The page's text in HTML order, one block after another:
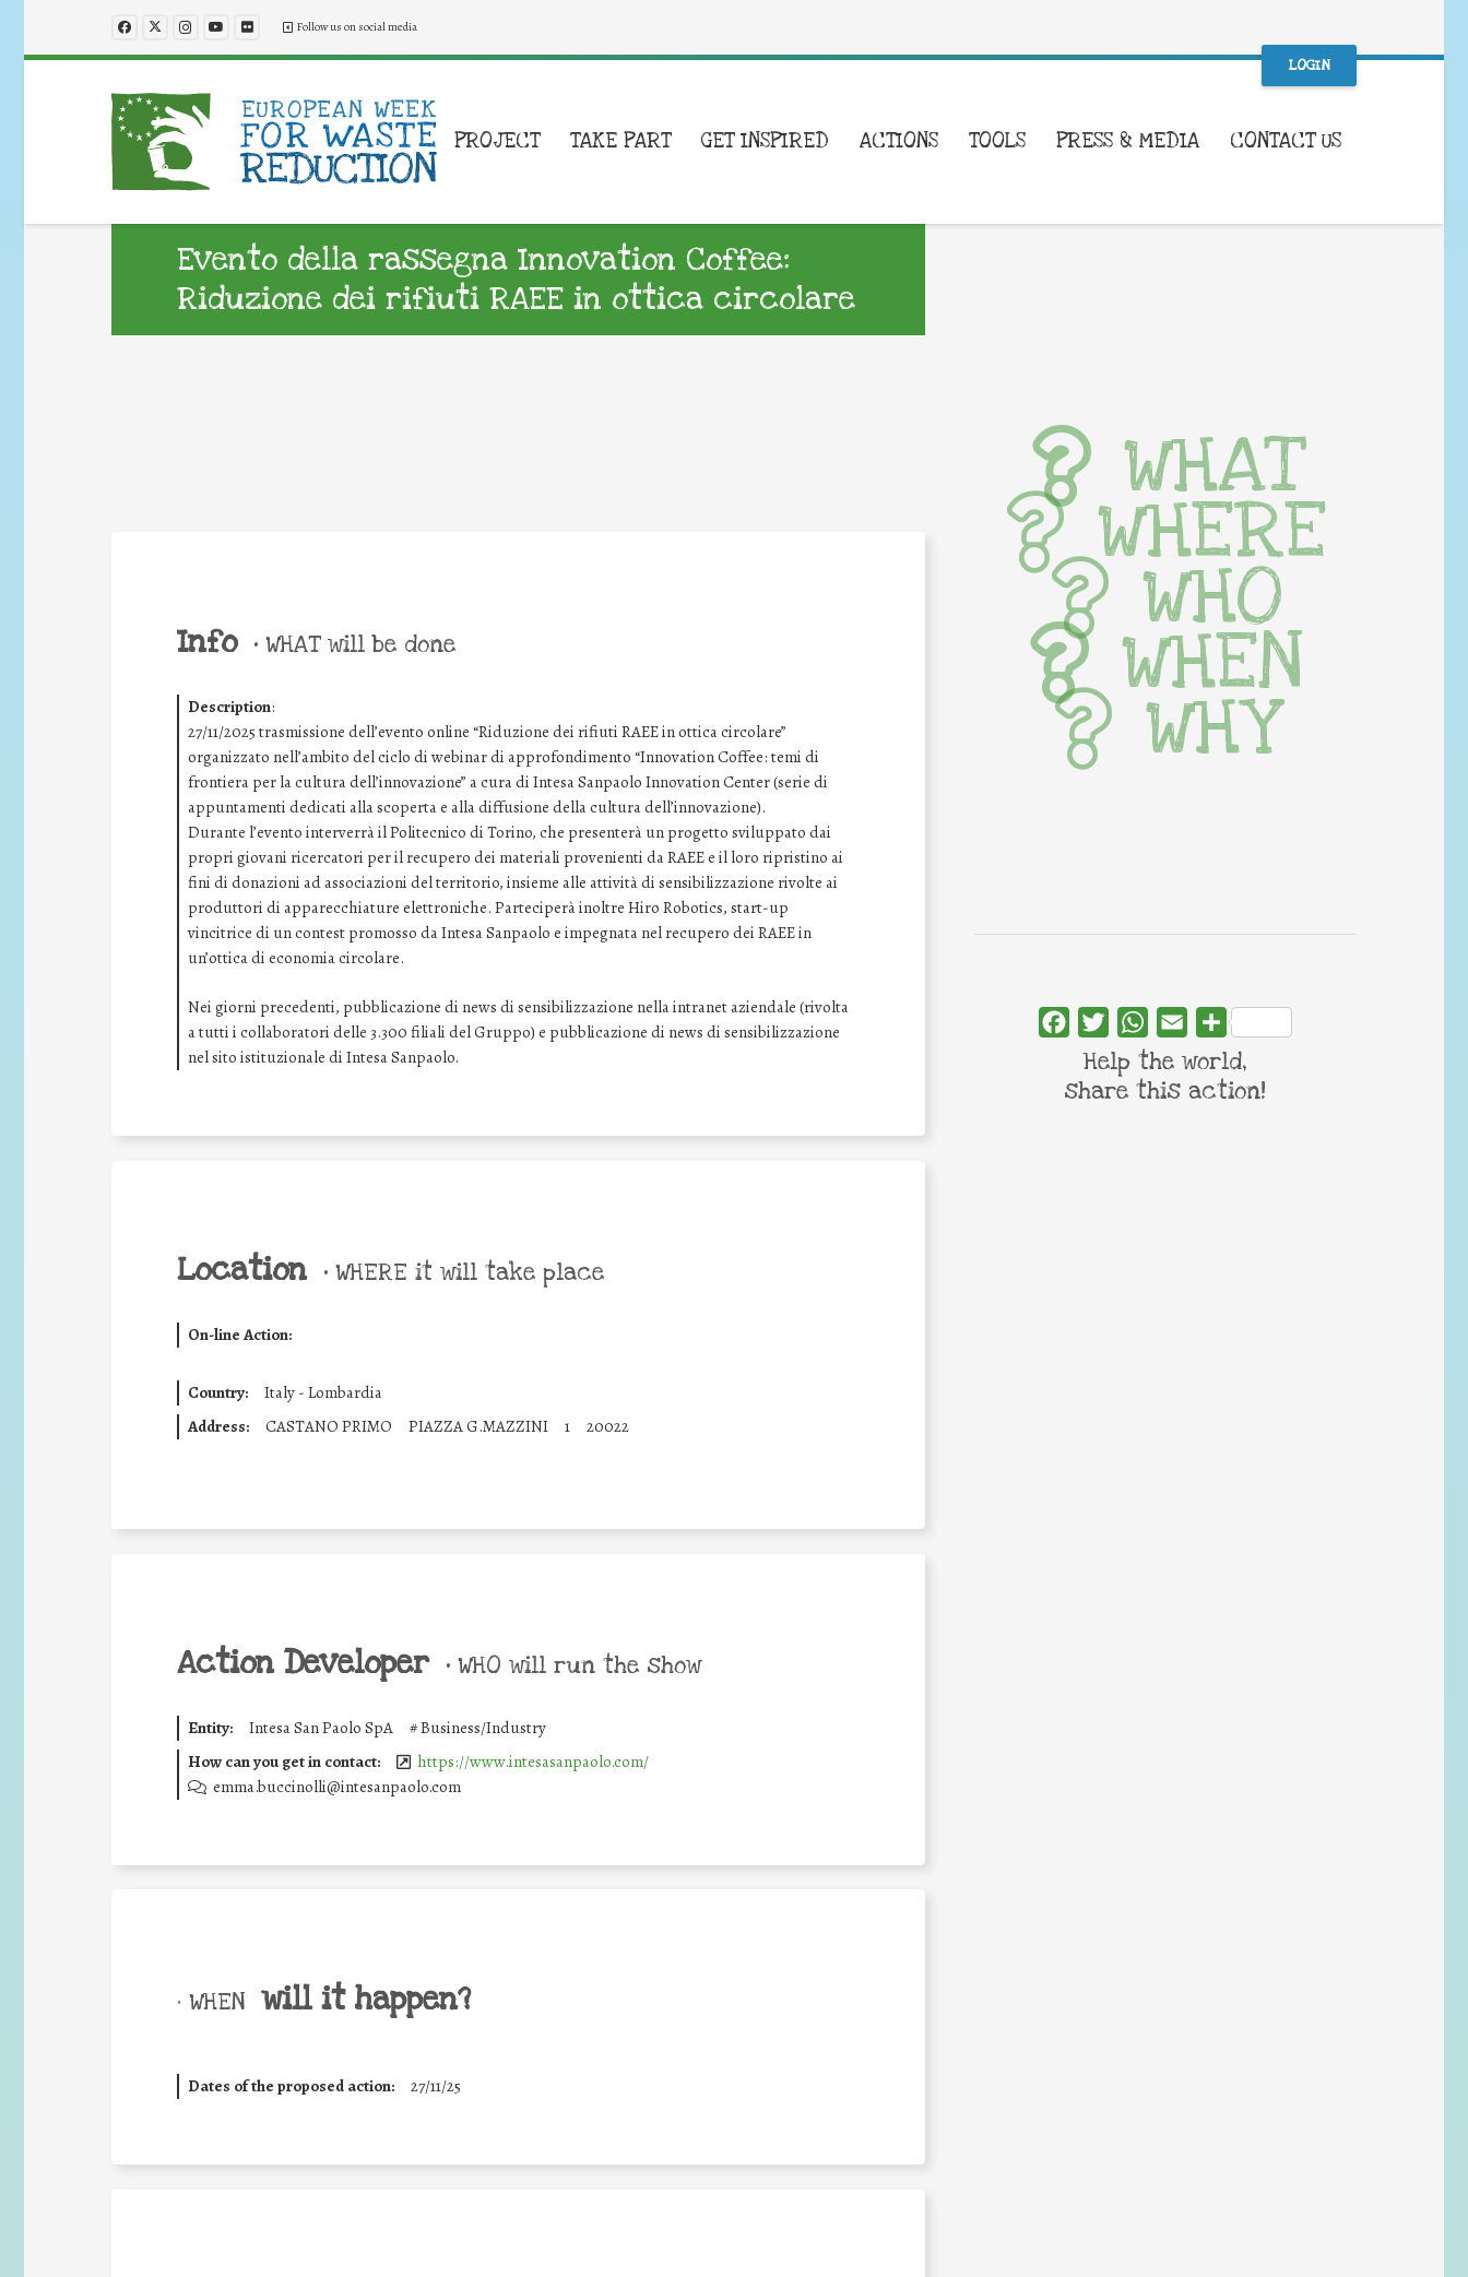
Follow us on social media
LOGIN
PROJECT TAKE PART GET INSPIRED ACTIONS TOOLS PRESS & MEDIA CONTACT US
Evento della rassegna Innovation Coffee:
Riduzione dei rifiuti RAEE in ottica circolare
Info • WHAT will be done
Description:
27/11/2025 trasmissione dell’evento online “Riduzione dei rifiuti RAEE in ottica circolare”
organizzato nell’ambito del ciclo di webinar di approfondimento “Innovation Coffee: temi di
frontiera per la cultura dell’innovazione” a cura di Intesa Sanpaolo Innovation Center (serie di
appuntamenti dedicati alla scoperta e alla diffusione della cultura dell’innovazione).
Durante l’evento interverrà il Politecnico di Torino, che presenterà un progetto sviluppato dai
propri giovani ricercatori per il recupero dei materiali provenienti da RAEE e il loro ripristino ai
fini di donazioni ad associazioni del territorio, insieme alle attività di sensibilizzazione rivolte ai
produttori di apparecchiature elettroniche. Parteciperà inoltre Hiro Robotics, start-up
vincitrice di un contest promosso da Intesa Sanpaolo e impegnata nel recupero dei RAEE in
un’ottica di economia circolare.
Nei giorni precedenti, pubblicazione di news di sensibilizzazione nella intranet aziendale (rivolta
a tutti i collaboratori delle 3.300 filiali del Gruppo) e pubblicazione di news di sensibilizzazione
nel sito istituzionale di Intesa Sanpaolo.
Location • WHERE it will take place
On-line Action:
Country:
Italy - Lombardia
Address:
CASTANO PRIMO PIAZZA G.MAZZINI 1 20022
Action Developer • WHO will run the show
Entity: Intesa San Paolo SpA #Business/Industry
How can you get in contact:
https://www.intesasanpaolo.com/
emma.buccinolli@intesanpaolo.com
• WHEN will it happen?
Dates of the proposed action: 27/11/25
WHAT
WHERE
WHO
WHEN
WHY
FacebookTwitterWhatsApp
Email Share
Help the world,
share this action!